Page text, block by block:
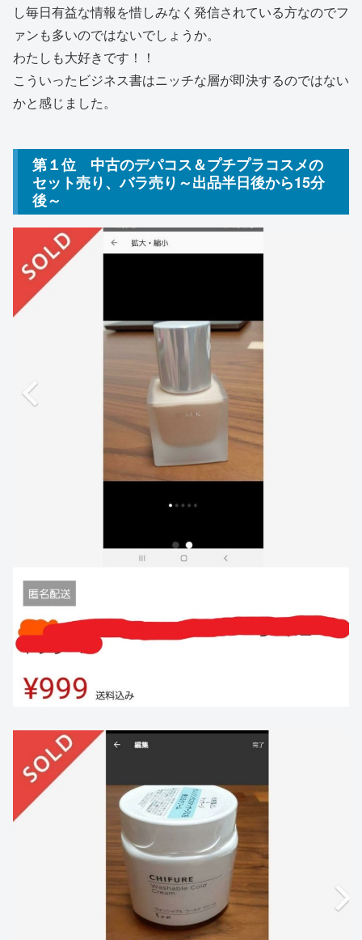
し毎日有益な情報を惜しみなく発信されている方なのでフ
ァンも多いのではないでしょうか。
わたしも大好きです！！
こういったビジネス書はニッチな層が即決するのではない
かと感じました。
第１位 中古のデパコス＆プチプラコスメの
セット売り、バラ売り～出品半日後から15分
後～